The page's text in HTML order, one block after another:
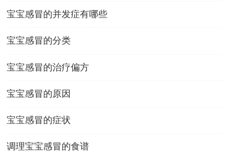
宝宝感冒的并发症有哪些
宝宝感冒的分类
宝宝感冒的治疗偏方
宝宝感冒的原因
宝宝感冒的症状
调理宝宝感冒的食谱